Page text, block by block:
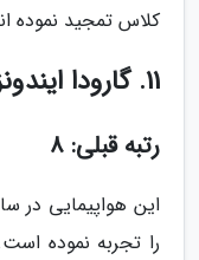
کلاس تمجید نموده
11. گارودا ایندونزیا (Garuda Indonesia)
رتبه قبلی: 8
این هواپیمایی در
را تجربه نموده